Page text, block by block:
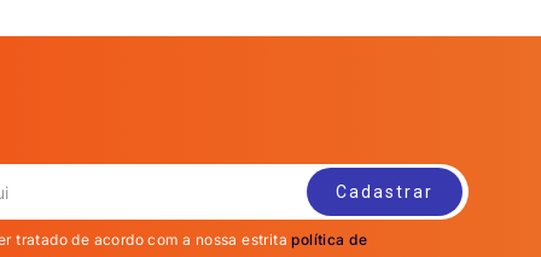
tratado de acordo com a nossa estritapolítica de